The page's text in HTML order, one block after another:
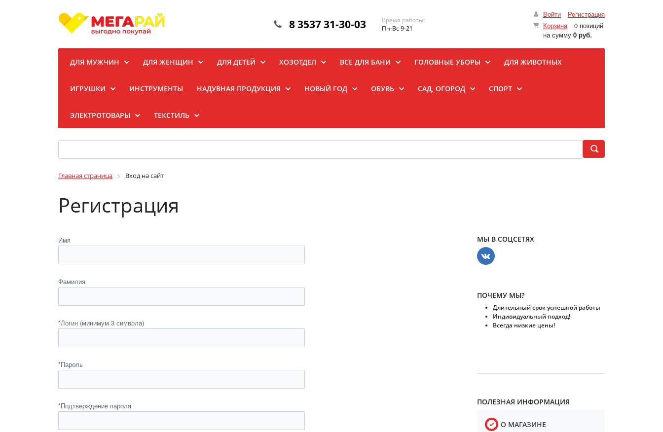
Войти
Регистрация
Корзина
0 позиций
на сумму 0 руб.
8 3537 31-30-03
Время работы:
Пн-Вс 9-21
ДЛЯ МУЖЧИН ДЛЯ ЖЕНЩИН ДЛЯ ДЕТЕЙ ХОЗОТДЕЛ ВСЕ ДЛЯ БАНИ ГОЛОВНЫЕ УБОРЫ ДЛЯ ЖИВОТНЫХ
ИГРУШКИ ИНСТРУМЕНТЫ НАДУВНАЯ ПРОДУКЦИЯ НОВЫЙ ГОД ОБУВЬ САД, ОГОРОД СПОРТ
ЭЛЕКТРОТОВАРЫ ТЕКСТИЛЬ
Главная страница Вход на сайт
Регистрация
Имя
Фамилия
*Логин (минимум 3 символа)
*Пароль
*Подтверждение пароля
МЫ В СОЦСЕТЯХ
ПОЧЕМУ МЫ?
Длительный срок успешной работы
Индивидуальный подход!
Всегда низкие цены!
ПОЛЕЗНАЯ ИНФОРМАЦИЯ
О МАГАЗИНЕ